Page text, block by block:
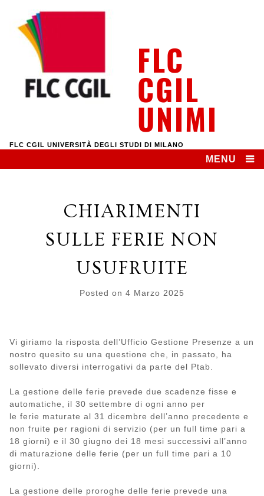
content
FLC
CGIL
UNIMI
FLC CGIL UNIVERSITÀ DEGLI STUDI DI MILANO
MENU
CHIARIMENTI
SULLE FERIE NON
USUFRUITE
Posted on 4 Marzo 2025
Vi giriamo la risposta dell’Ufficio Gestione Presenze a un
nostro quesito su una questione che, in passato, ha
sollevato diversi interrogativi da parte del Ptab.
La gestione delle ferie prevede due scadenze fisse e
automatiche, il 30 settembre di ogni anno per
le ferie maturate al 31 dicembre dell’anno precedente e
non fruite per ragioni di servizio (per un full time pari a
18 giorni) e il 30 giugno dei 18 mesi successivi all’anno
di maturazione delle ferie (per un full time pari a 10
giorni).
La gestione delle proroghe delle ferie prevede una